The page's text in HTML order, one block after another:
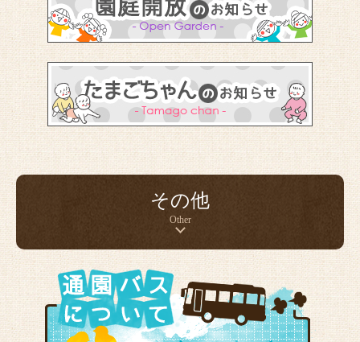
その他
Other